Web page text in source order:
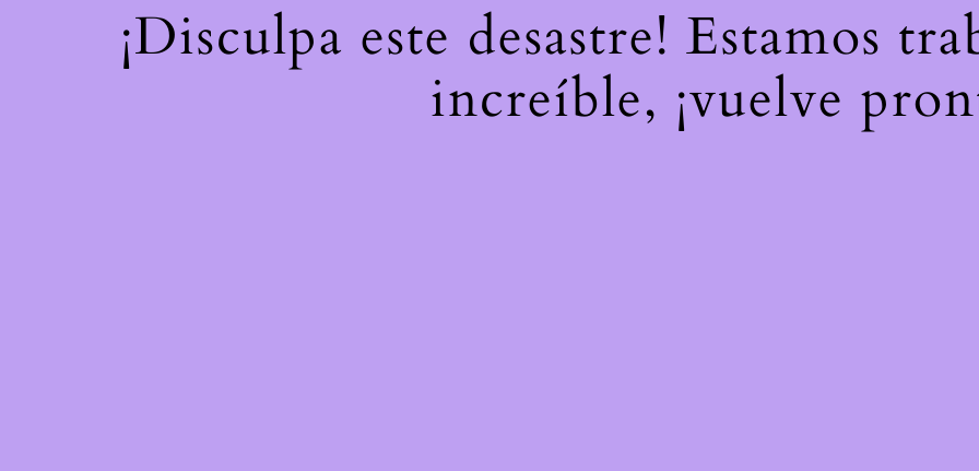
¡Disculpa este desastre! Estamos
increíble, ¡vuelve